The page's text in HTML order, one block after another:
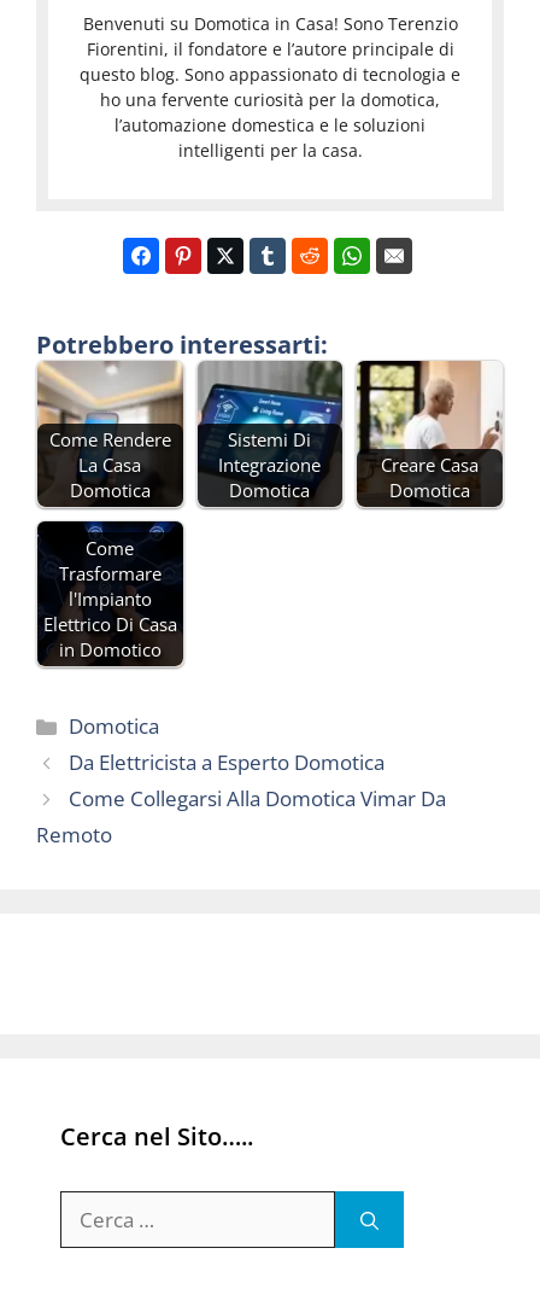
Benvenuti su Domotica in Casa! Sono Terenzio
Fiorentini, il fondatore e l’autore principale di
questo blog. Sono appassionato di tecnologia e
ho una fervente curiosità per la domotica,
l’automazione domestica e le soluzioni
intelligenti per la casa.
Potrebbero interessarti:
Come Rendere
La Casa
Domotica
Sistemi Di
Integrazione
Domotica
Creare Casa
Domotica
Come
Trasformare
l'Impianto
Elettrico Di Casa
in Domotico
Categorie
Domotica
Da Elettricista a Esperto Domotica
Come Collegarsi Alla Domotica Vimar Da
Remoto
Cerca nel Sito…..
per: